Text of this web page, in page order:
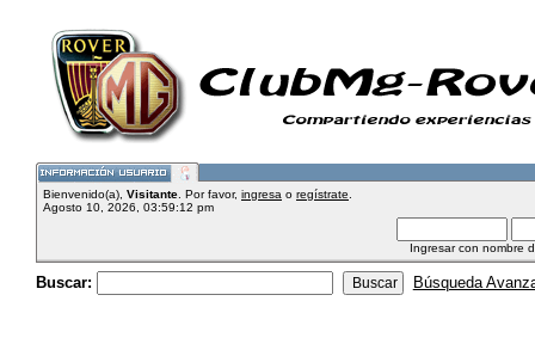
Bienvenido(a), Visitante . Por favor, ingresa o regístrate
Agosto 10, 2026, 03:59:12 pm
Ingresar con nombre
Buscar: Búsqueda